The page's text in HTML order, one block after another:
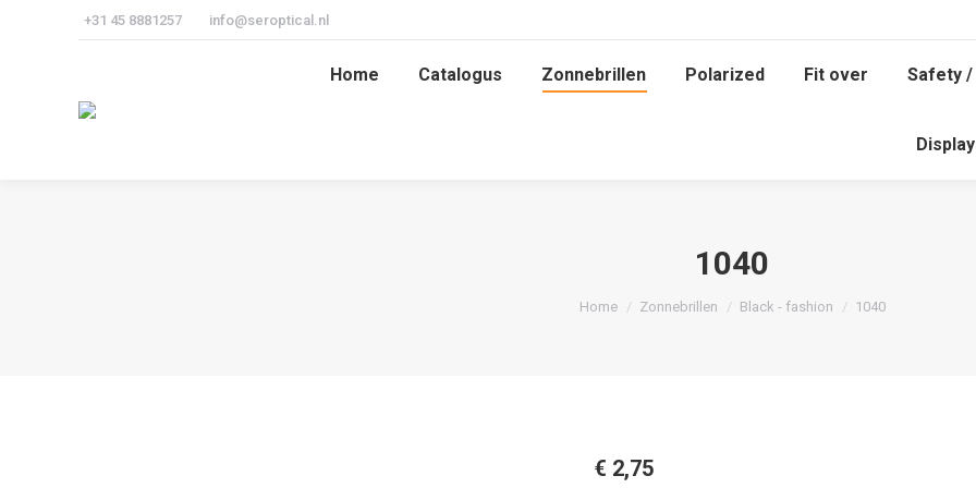
+31 45 8881257 info@seroptical.nl
Home Catalogus Zonnebrillen Polarized Fit over Safety
1040
Je bent hier:
Home Zonnebrillen Black - fashion 1040
€ 2,75
Home Catalogus Zonnebrillen Polarized Fit over Safety